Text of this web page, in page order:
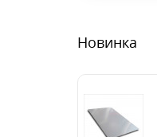
Новинка